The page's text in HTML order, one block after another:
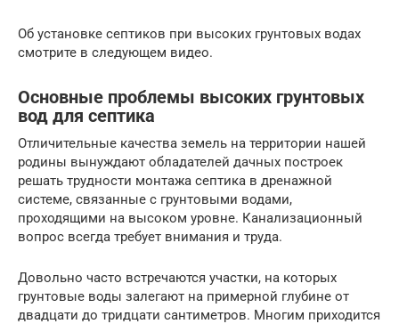
Об установке септиков при высоких грунтовых водах
смотрите в следующем видео.
Основные проблемы высоких грунтовых
вод для септика
Отличительные качества земель на территории нашей
родины вынуждают обладателей дачных построек
решать трудности монтажа септика в дренажной
системе, связанные с грунтовыми водами,
проходящими на высоком уровне. Канализационный
вопрос всегда требует внимания и труда.
Довольно часто встречаются участки, на которых
грунтовые воды залегают на примерной глубине от
двадцати до тридцати сантиметров. Многим приходится